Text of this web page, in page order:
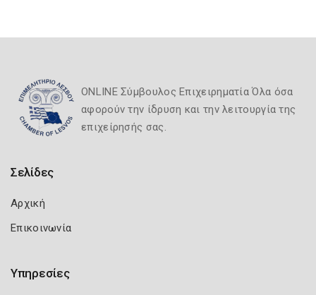
ONLINE Σύμβουλος Επιχειρηματία Όλα όσα
αφορούν την ίδρυση και την λειτουργία της
επιχείρησής σας.
Σελίδες
Αρχική
Επικοινωνία
Υπηρεσίες